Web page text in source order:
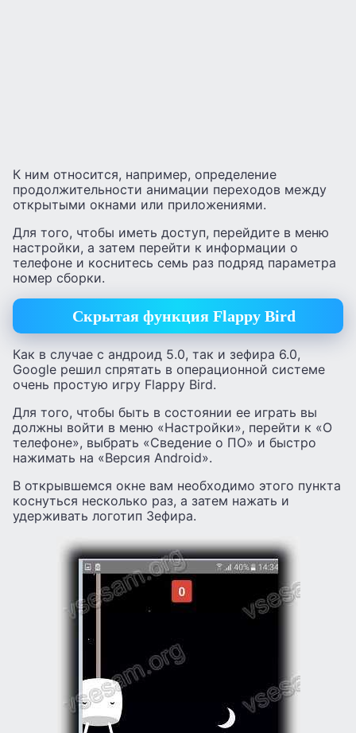
К ним относится, например, определение
продолжительности анимации переходов между
открытыми окнами или приложениями.
Для того, чтобы иметь доступ, перейдите в меню
настройки, а затем перейти к информации о
телефоне и коснитесь семь раз подряд параметра
номер сборки.
Скрытая функция Flappy Bird
Как в случае с андроид 5.0, так и зефира 6.0,
Google решил спрятать в операционной системе
очень простую игру Flappy Bird.
Для того, чтобы быть в состоянии ее играть вы
должны войти в меню «Настройки», перейти к «О
телефоне», выбрать «Сведение о ПО» и быстро
нажимать на «Версия Android».
В открывшемся окне вам необходимо этого пункта
коснуться несколько раз, а затем нажать и
удерживать логотип Зефира.